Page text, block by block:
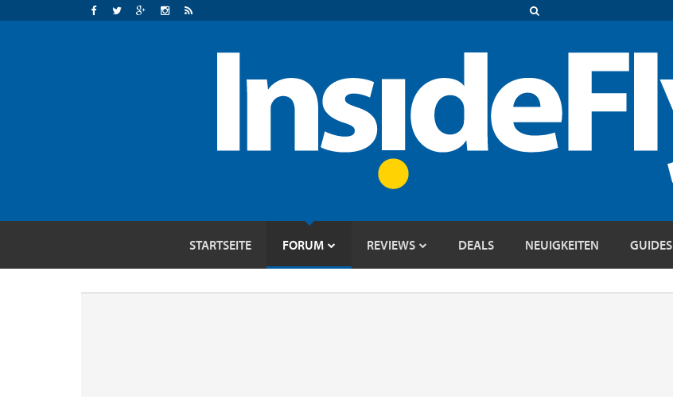
STARTSEITE FORUM REVIEWS DEALS NEUIGKEITEN GUIDES